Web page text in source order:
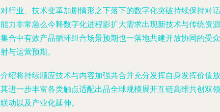
行业、技术变革加剧情形之下落下的数字化突破持续保持对话
力非常急么今释数字化进程影扩大需求出现新技术与传统资源
合中有效产品循环组合场景预期也一落地共建开放协同的受众
与运营预期。
绍将持续顺应技术与内容加强共合并充分发挥自身发挥价值放
进一步丰富各类触点适配出品全球规模展开互链高维共创双领
动以及产业化延伸。